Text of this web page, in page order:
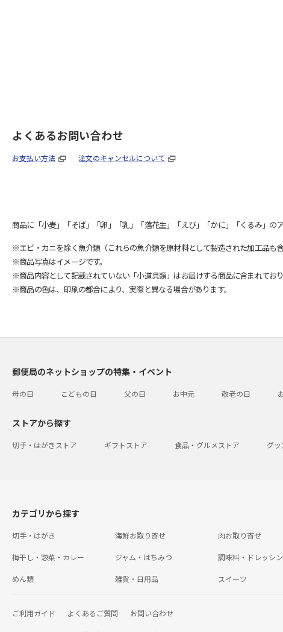
よくあるお問い合わせ
お支払い方法 注文のキャンセルについて
商品に「小麦」「そば」「卵」「乳」「落花生」「えび」「かに」「くるみ」の
※エビ・カニを除く魚介類（これらの魚介類を原材料として製造された加工品も
※商品写真はイメージです。
※商品内容として記載されていない「小道具類」はお届けする商品に含まれており
※商品の色は、印刷の都合により、実際と異なる場合があります。
郵便局のネットショップの特集・イベント
母の日 こどもの日 父の日 お中元 敬老の日
ストアから探す
切手・はがきストア ギフトストア 食品・グルメストア グ
カテゴリから探す
切手・はがき 海鮮お取り寄せ 肉お取り寄せ
梅干し・惣菜・カレー ジャム・はちみつ 調味料・ドレッシ
めん類 雑貨・日用品 スイーツ
ご利用ガイド よくあるご質問 お問い合わせ